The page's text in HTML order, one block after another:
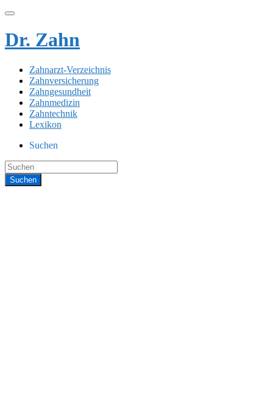
Dr. Zahn
Zahnarzt-Verzeichnis
Zahnversicherung
Zahngesundheit
Zahnmedizin
Zahntechnik
Lexikon
Suchen